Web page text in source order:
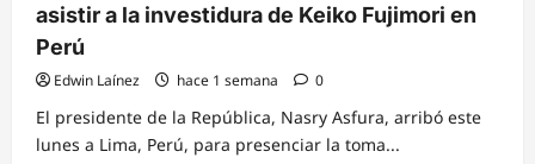
asistir a la investidura de Keiko Fujimori en
Perú
Edwin Laínez hace 1 semana 0
El presidente de la República, Nasry Asfura, arribó este
lunes a Lima, Perú, para presenciar la toma...